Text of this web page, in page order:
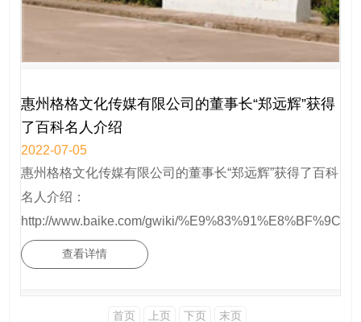
惠州格格文化传媒有限公司的董事长“郑远辉”获得
了百科名人介绍
2022-07-05
惠州格格文化传媒有限公司的董事长“郑远辉”获得了百科
名人介绍：
http://www.baike.com/gwiki/
查看详情
首页 上页 下页 末页